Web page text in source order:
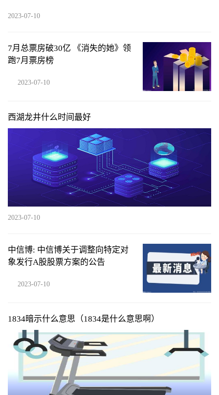
2023-07-10
7月总票房破30亿 《消失的她》领
跑7月票房榜
2023-07-10
西湖龙井什么时间最好
2023-07-10
中信博: 中信博关于调整向特定对
象发行A股股票方案的公告
2023-07-10
1834暗示什么意思（1834是什么意思啊）